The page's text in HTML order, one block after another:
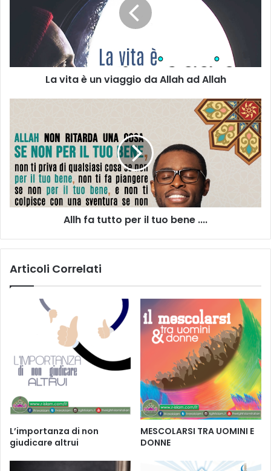
La vita è un viaggio da Allah ad Allah
Allh fa tutto per il tuo bene ....
Articoli Correlati
L’importanza di non
giudicare altrui
MESCOLARSI TRA UOMINI E
DONNE